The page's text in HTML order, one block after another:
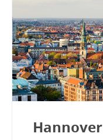
Hannover